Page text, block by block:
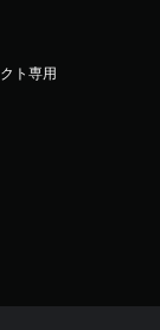
ト専用